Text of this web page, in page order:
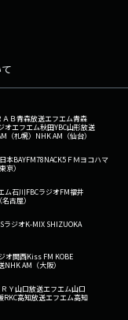
ＡＢ青森放送エフエム青森
オエフエム秋田YBC山形放送
（札幌） NHK AM（仙台）
本BAYFM78NACK5 ＦＭヨコハマ
京）
ム石川FBCラジオFM福井
古屋）
ラジオK-MIX SHIZUOKA
オ関西Kiss FM KOBE
NHK AM（大阪）
ＲＹ山口放送エフエム山口
RKC高知放送エフエム高知